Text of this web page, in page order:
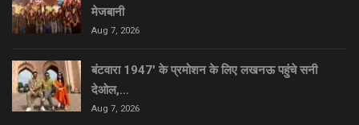
मेजबानी
Aug 7, 2026
बंटवारा 1947′ के प्रमोशन के लिए लखनऊ पहुंचे सनी
देओल,…
Aug 7, 2026